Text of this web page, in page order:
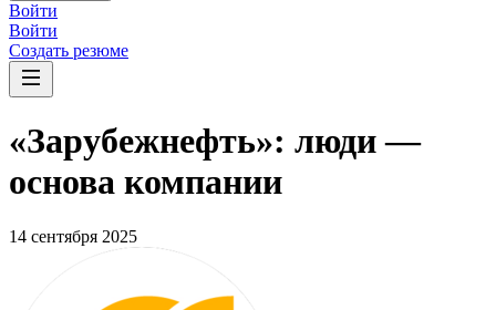
Войти
Войти
Создать резюме
«Зарубежнефть»: люди —
основа компании
14 сентября 2025